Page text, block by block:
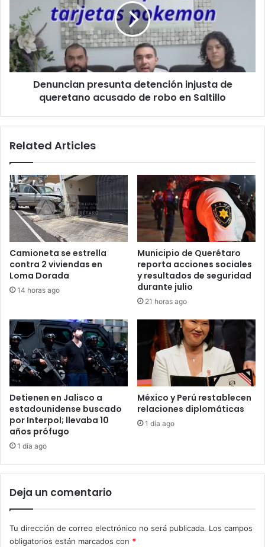
injusta
queretano
acusado
de
robo
Denuncian presunta detención injusta de
queretano acusado de robo en Saltillo
Related Articles
Camioneta se estrella
contra 2 viviendas en
Loma Dorada
14 horas ago
Municipio de Querétaro
reporta acciones sociales
y resultados de seguridad
durante julio
21 horas ago
Detienen en Jalisco a
estadounidense buscado
por Interpol; llevaba 10
años prófugo
1 día ago
México y Perú restablecen
relaciones diplomáticas
1 día ago
Deja un comentario
Tu dirección de correo electrónico no será publicada. Los campos
obligatorios están marcados con *